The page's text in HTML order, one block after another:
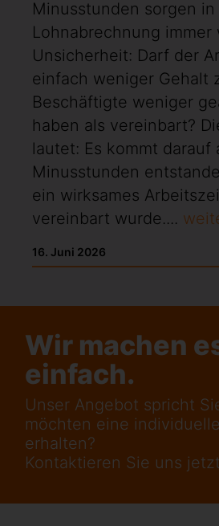
Minusstunden sorgen in
Lohnabrechnung immer
Unsicherheit: Darf der
einfach weniger Gehalt
Beschäftigte weniger
haben als vereinbart?
lautet: Es kommt darauf
Minusstunden
ein wirksames
vereinbart wurde....
16. Juni 2026
Wir machen
einfach.
Unser Angebot spricht
möchten eine
erhalten?
Kontaktieren Sie uns